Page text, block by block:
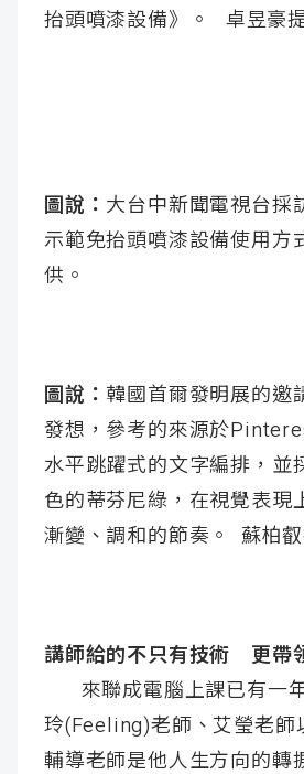
抬頭噴漆設備》。 卓昱豪
圖說： 大台中新聞電視台採
示範免抬頭噴漆設備使用
供。
圖說：韓國首爾發明展的邀
發想，參考的來源於
水平跳躍式的文字編排，並
色的蒂芬尼綠，在視覺表現
漸變、調和的節奏。 蘇柏叡
講師給的不只有技術 更帶
來聯成電腦上課已有一
玲(Feeling)老師、艾瑩老師
輔導老師是他人生方向的轉